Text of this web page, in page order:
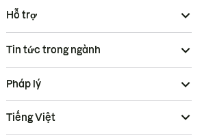
Hỗ trợ
Tin tức trong ngành
Pháp lý
Tiếng Việt